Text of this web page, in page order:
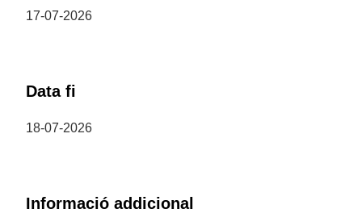
17-07-2026
Data fi
18-07-2026
Informació addicional